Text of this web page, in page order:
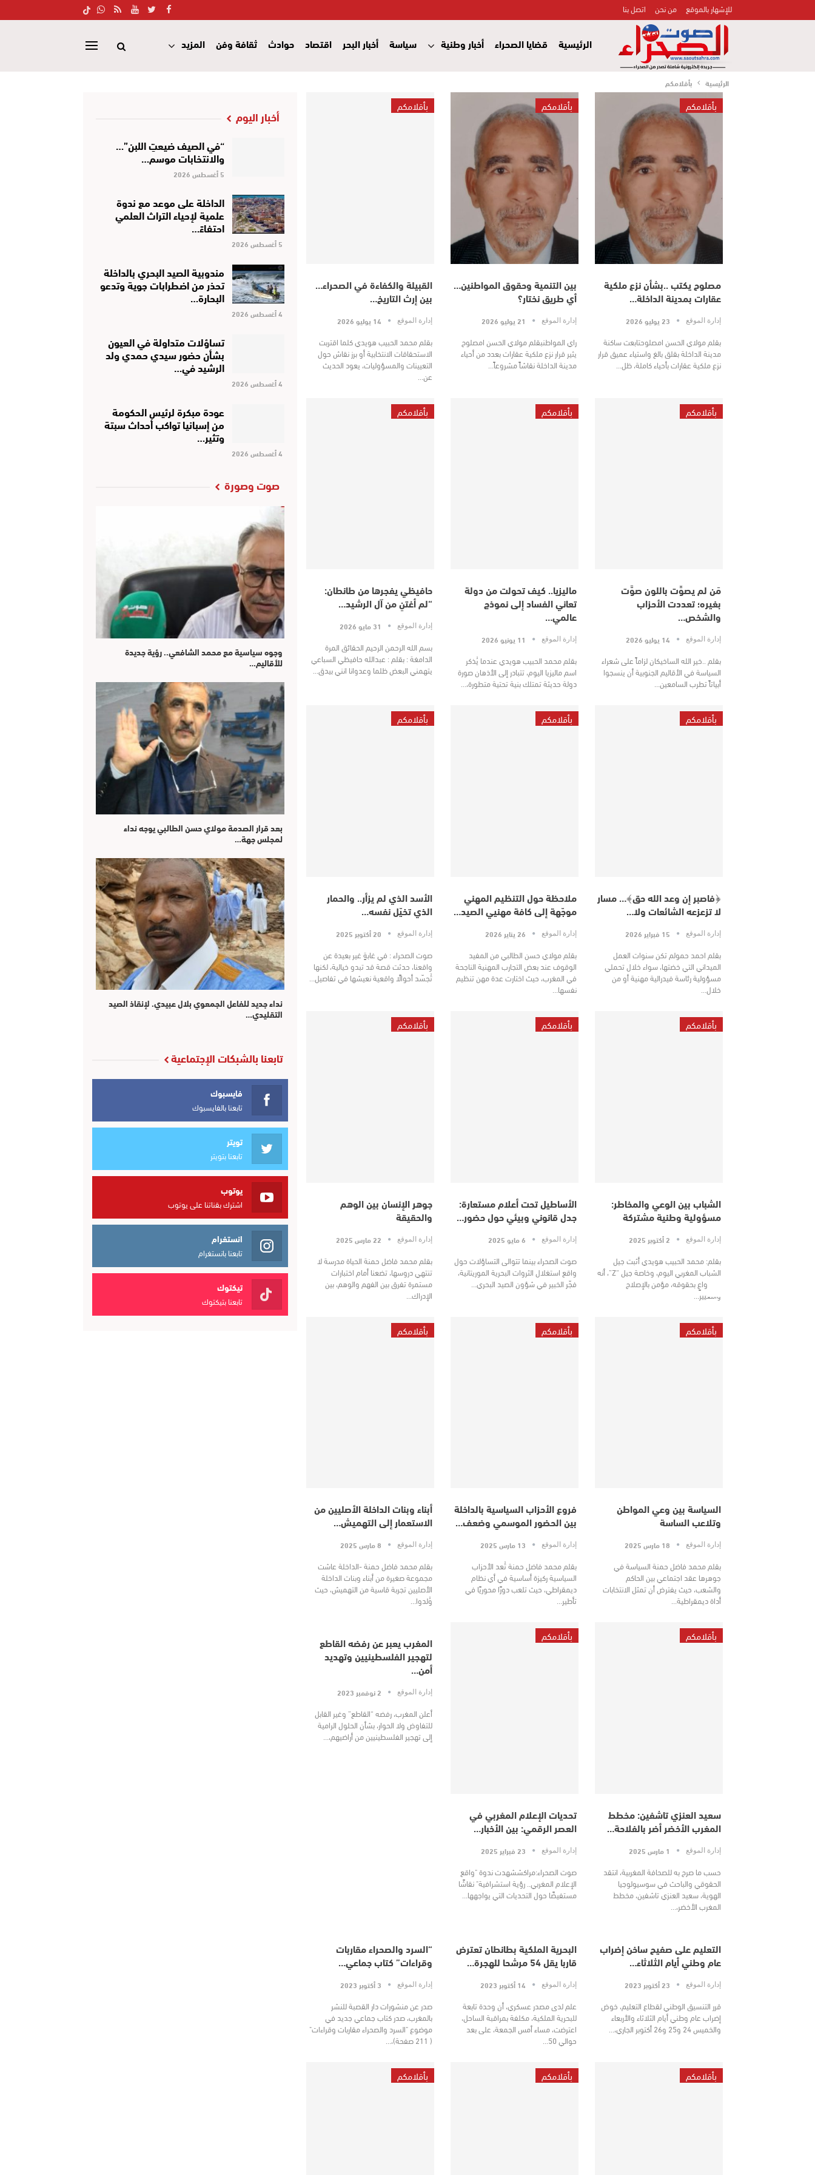
للإشهار بالموقع من نحن اتصل بنا
الرئيسية قضايا الصحراء أخبار وطنية سياسة أخبار البحر اقتصاد حوادث ثقافة وفن المزيد
الرئيسية بأقلامكم
بأقلامكم
مصلوح يكتب ..بشأن نزع ملكية
عقارات بمدينة الداخلة…
إدارة الموقع 23 يوليو 2026
بقلم مولاي الحسن امصلوحتابعت ساكنة
مدينة الداخلة بقلق بالغ واستياء عميق قرار
نزع ملكية عقارات بأحياء كاملة، ظل…
بأقلامكم
بين التنمية وحقوق المواطنين…
أي طريق نختار؟
إدارة الموقع 21 يوليو 2026
راي المواطنبقلم مولاي الحسن امصلوح
يثير قرار نزع ملكية عقارات بعدد من أحياء
مدينة الداخلة نقاشاً مشروعاً…
بأقلامكم
القبيلة والكفاءة في الصحراء…
بين إرث التاريخ…
إدارة الموقع 14 يوليو 2026
بقلم محمد الحبيب هويدي كلما اقتربت
الاستحقاقات الانتخابية أو برز نقاش حول
التعيينات والمسؤوليات، يعود الحديث
عن…
بأقلامكم
مَن لم يصوِّت باللون صوَّت
بغيره؛ تعددت الأحزاب
والشخص…
إدارة الموقع 14 يوليو 2026
بقلم ..خير الله الساخيكان لزاماً على شعراء
السياسة في الأقاليم الجنوبية أن ينسجوا
أبياتاً تطرب السامعين…
بأقلامكم
ماليزيا.. كيف تحولت من دولة
تعاني الفساد إلى نموذج
عالمي…
إدارة الموقع 11 يونيو 2026
بقلم محمد الحبيب هويدي عندما يُذكر
اسم ماليزيا اليوم، تتبادر إلى الأذهان صورة
دولة حديثة تمتلك بنية تحتية متطورة،…
بأقلامكم
حافيظي يفجرها من طانطان:
“لم أغتنِ من آل الرشيد…
إدارة الموقع 31 مايو 2026
بسم الله الرحمن الرحيم الحقائق المرة
الدامغة : بقلم : عبدالله حافيظي السباعي
يتهمني البعض ظلما وعدوانا انني بيدق…
بأقلامكم
﴿فاصبر إن وعد الله حق﴾… مسار
لا تزعزعه الشائعات ولا…
إدارة الموقع 15 فبراير 2026
بقلم احمد حمولم تكن سنوات العمل
الميداني التي خضتها، سواء خلال تحملي
مسؤولية رئاسة فيدرالية مهنية أو من
خلال…
بأقلامكم
ملاحظة حول التنظيم المهني
موجّهة إلى كافة مهنيي الصيد…
إدارة الموقع 26 يناير 2026
بقلم مولاي حسن الطالبي من المفيد
الوقوف عند بعض التجارب المهنية الناجحة
في المغرب، حيث اختارت عدة مهن تنظيم
نفسها…
بأقلامكم
الأسد الذي لم يزأر.. والحمار
الذي تخيّل نفسه…
إدارة الموقع 20 أكتوبر 2025
صوت الصحراء : في غابةٍ غير بعيدة عن
واقعنا، حدثت قصة قد تبدو خيالية، لكنها
تُجسّد أحوالًا واقعية نعيشها في تفاصيل…
بأقلامكم
الشباب بين الوعي والمخاطر:
مسؤولية وطنية مشتركة
إدارة الموقع 2 أكتوبر 2025
بقلم: محمد الحبيب هويدي أثبت جيل
الشباب المغربي اليوم، وخاصة جيل “Z”، أنه
جيل واعٍ بحقوقه، مؤمن بالإصلاح
والتغيير…
بأقلامكم
الأساطيل تحت أعلام مستعارة:
جدل قانوني وبيئي حول حضور…
إدارة الموقع 6 مايو 2025
صوت الصحراء بينما تتوالى التساؤلات حول
واقع استغلال الثروات البحرية الموريتانية،
فجّر الخبير في شؤون الصيد البحري…
بأقلامكم
جوهر الإنسان بين الوهم
والحقيقة
إدارة الموقع 22 مارس 2025
بقلم محمد فاضل حمنة الحياة مدرسة لا
تنتهي دروسها، تضعنا أمام اختبارات
مستمرة تفرق بين الفهم والوهم، بين
الإدراك…
بأقلامكم
السياسة بين وعي المواطن
وتلاعب الساسة
إدارة الموقع 18 مارس 2025
بقلم محمد فاضل حمنة السياسة في
جوهرها عقد اجتماعي بين الحاكم
والشعب، حيث يفترض أن تمثل الانتخابات
أداة ديمقراطية…
بأقلامكم
فروع الأحزاب السياسية بالداخلة
بين الحضور الموسمي وضعف…
إدارة الموقع 13 مارس 2025
بقلم محمد فاضل حمنة تُعد الأحزاب
السياسية ركيزة أساسية في أي نظام
ديمقراطي، حيث تلعب دورًا محوريًا في
تأطير…
بأقلامكم
أبناء وبنات الداخلة الأصليين من
الاستعمار إلى التهميش…
إدارة الموقع 8 مارس 2025
بقلم محمد فاضل حمنة -الداخلة عاشت
مجموعة صغيرة من أبناء وبنات الداخلة
الأصليين تجربة قاسية من التهميش، حيث
وُلدوا…
بأقلامكم
سعيد العنزي تاشفين: مخطط
المغرب الأخضر أضر بالفلاحة…
إدارة الموقع 1 مارس 2025
حسب ما صرح به للصحافة المغربية، انتقد
الحقوقي والباحث في سوسيولوجيا
الهوية، سعيد العنزي تاشفين، مخطط
المغرب الأخضر،…
بأقلامكم
تحديات الإعلام المغربي في
العصر الرقمي: بين الأخبار…
إدارة الموقع 23 فبراير 2025
صوت الصحراء:مراكششهدت ندوة "واقع
الإعلام المغربي.. رؤية استشرافية" نقاشًا
مستفيضًا حول التحديات التي يواجهها…
المغرب يعبر عن رفضه القاطع
لتهجير الفلسطينيين وتهديد
أمن…
إدارة الموقع 2 نوفمبر 2023
أعلن المغرب، رفضه “القاطع” وغير القابل
للتفاوض ولا الحوار، بشأن الحلول الرامية
إلى تهجير الفلسطينيين من أراضيهم،…
التعليم على صفيح ساخن إضراب
عام وطني أيام الثلاثاء…
إدارة الموقع 23 أكتوبر 2023
قرر التنسيق الوطني لقطاع التعليم، خوض
إضراب عام وطني أيام الثلاثاء والأربعاء
والخميس 24 و25 و26 أكتوبر الجاري،…
البحرية الملكية بطانطان تعترض
قاربا يقل 54 مرشحا للهجرة…
إدارة الموقع 14 أكتوبر 2023
علم لدى مصدر عسكري، أن وحدة تابعة
للبحرية الملكية، مكلفة بمراقبة الساحل،
اعترضت، مساء أمس الجمعة، على بعد
حوالي 50…
“السرد والصحراء مقاربات
وقراءات” كتاب جماعي…
إدارة الموقع 3 أكتوبر 2023
صدر عن منشورات دار القصبة للنشر
بالمغرب، صدر كتاب جماعي جديد في
موضوع "السرد والصحراء مقاربات وقراءات"
( 211 صفحة)،…
بأقلامكم بأقلامكم بأقلامكم
أخبار اليوم
“في الصيف ضيعتِ اللبن”…
والانتخابات موسم…
5 أغسطس 2026
الداخلة على موعد مع ندوة
علمية لإحياء التراث العلمي
احتفاءً…
5 أغسطس 2026
مندوبية الصيد البحري بالداخلة
تحذر من اضطرابات جوية وتدعو
البحارة…
4 أغسطس 2026
تساؤلات متداولة في العيون
بشأن حضور سيدي حمدي ولد
الرشيد في…
4 أغسطس 2026
عودة مبكرة لرئيس الحكومة
من إسبانيا تواكب أحداث سبتة
وتثير…
4 أغسطس 2026
صوت وصورة
وجوه سياسية مع محمد الشافعي.. رؤية جديدة
للأقاليم…
بعد قرار الصدمة مولاي حسن الطالبي يوجه نداء
لمجلس جهة…
نداء جديد للفاعل الجمعوي بلال عبيدي. لإنقاذ الصيد
التقليدي…
تابعنا بالشبكات الإجتماعية
فايسبوك
تابعنا بالفايسبوك
تويتر
تابعنا بتويتر
يوتوب
اشترك بقناتنا على يوتوب
انستغرام
تابعنا بانستغرام
تيكتوك
تابعنا بتيكتوك